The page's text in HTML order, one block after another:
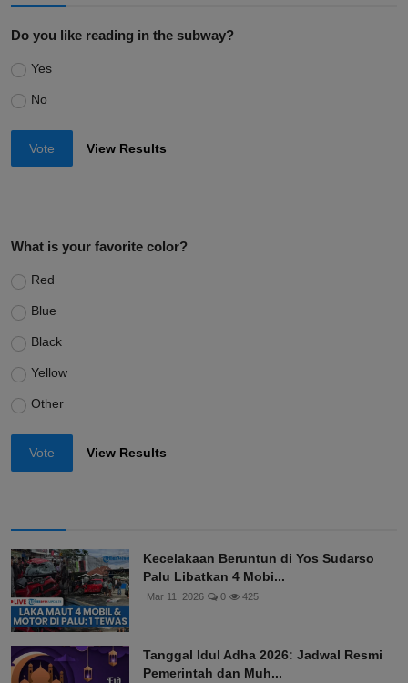
Do you like reading in the subway?
Yes
No
Vote View Results
What is your favorite color?
Red
Blue
Black
Yellow
Other
Vote View Results
Kecelakaan Beruntun di Yos Sudarso
Palu Libatkan 4 Mobi...
Mar 11, 2026 0 425
Tanggal Idul Adha 2026: Jadwal Resmi
Pemerintah dan Muh...